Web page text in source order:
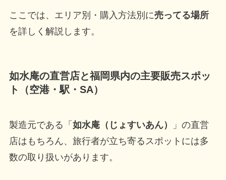
ここでは、エリア別・購入方法別に売ってる場所
を詳しく解説します。
如水庵の直営店と福岡県内の主要販売スポッ
ト（空港・駅・SA）
製造元である「 如水庵（じょすいあん）
」の直営
店はもちろん、旅行者が立ち寄るスポットには多
数の取り扱いがあります。